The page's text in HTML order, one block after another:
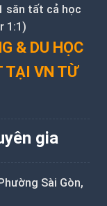
săn tất cả học
1:1)
& DU HỌC
TẠI VN TỪ
gia
Sài Gòn,